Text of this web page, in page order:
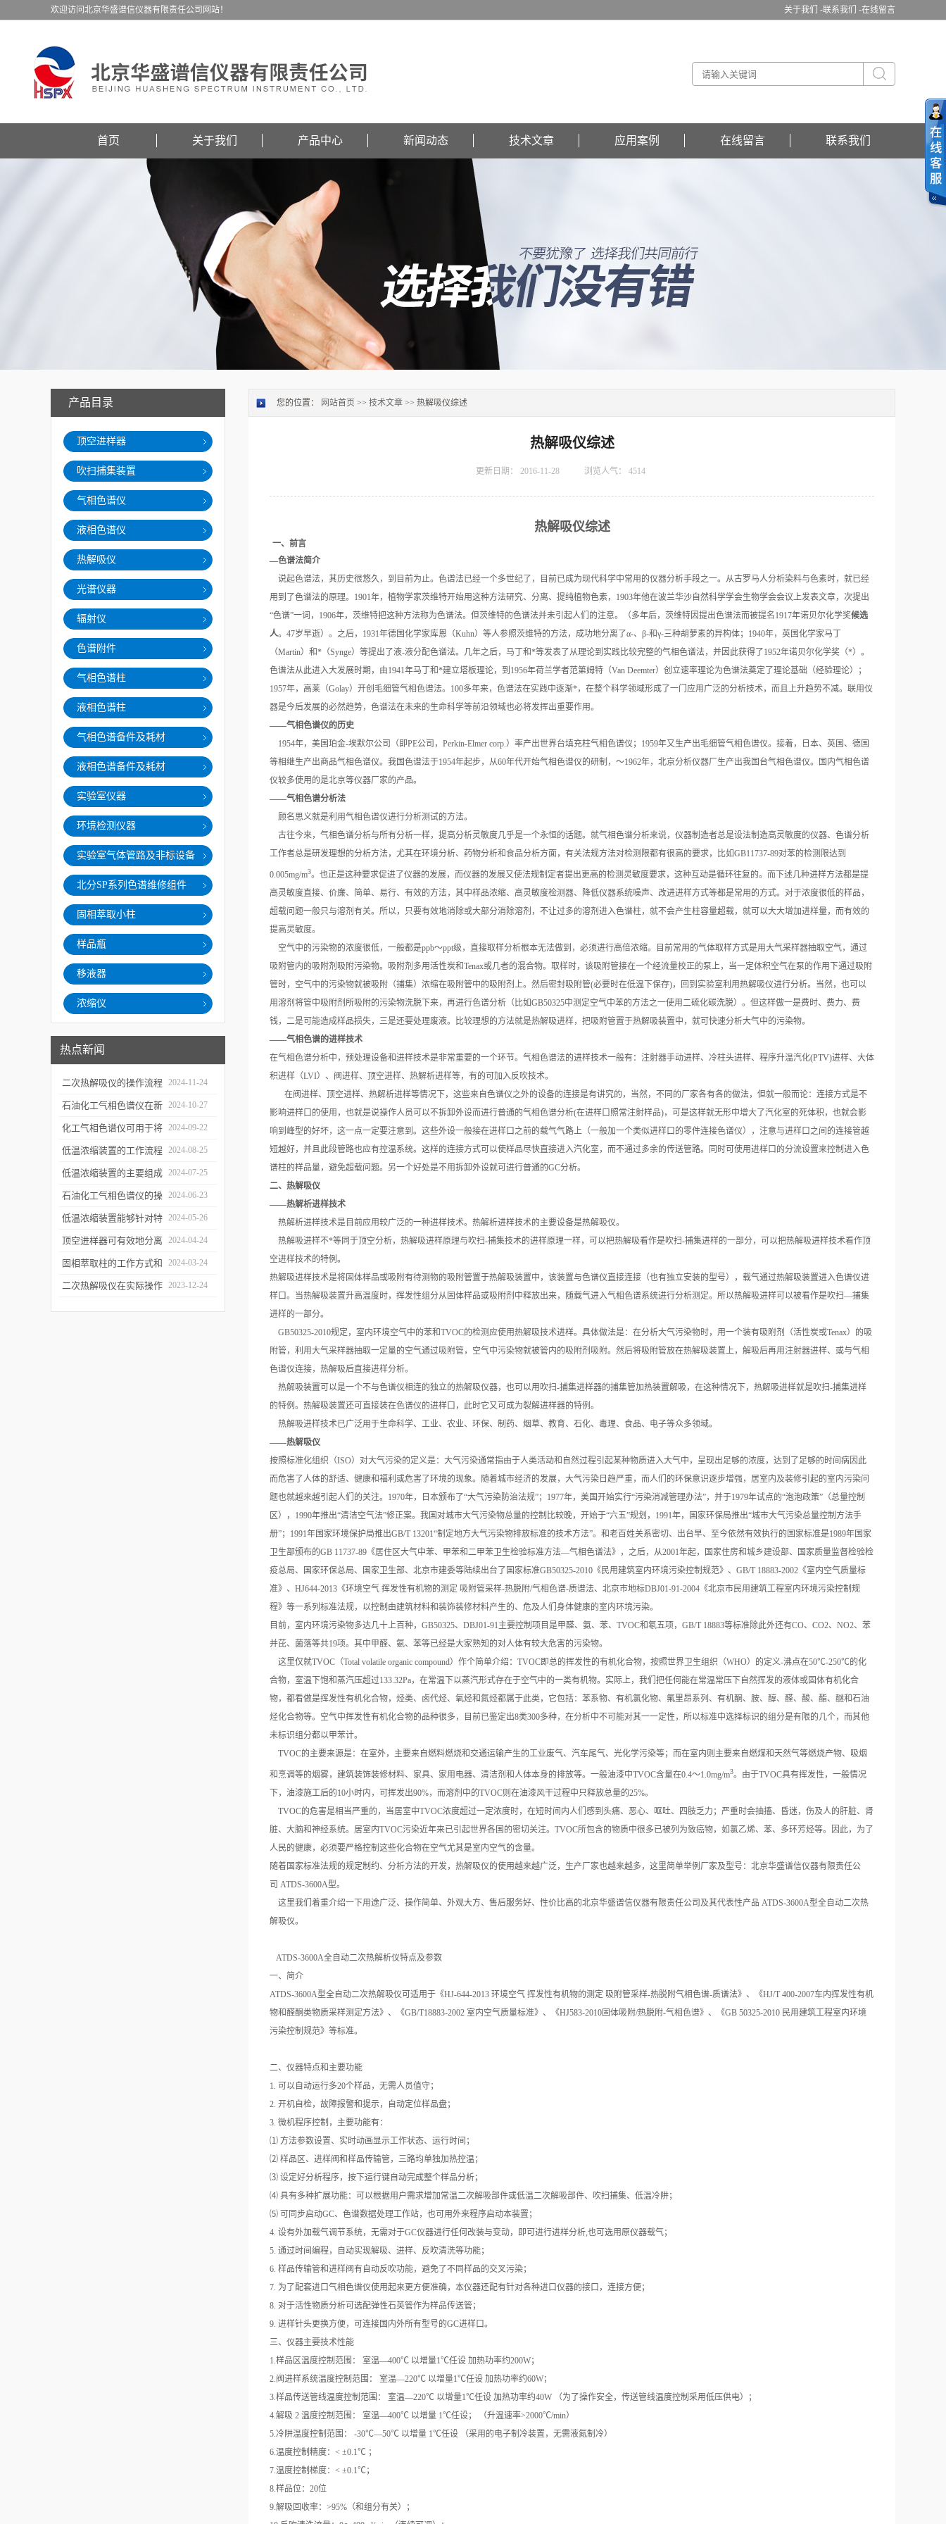
关于我们 -联系我们 -在线留言
欢迎访问北京华盛谱信仪器有限责任公司网站！
首页 关于我们 产品中心 新闻动态 技术文章 应用案例 在线留言 联系我们
产品目录
顶空进样器
吹扫捕集装置
气相色谱仪
液相色谱仪
热解吸仪
光谱仪器
辐射仪
色谱附件
气相色谱柱
液相色谱柱
气相色谱备件及耗材
液相色谱备件及耗材
实验室仪器
环境检测仪器
实验室气体管路及非标设备
北分SP系列色谱维修组件
固相萃取小柱
样品瓶
移液器
浓缩仪
热点新闻
二次热解吸仪的操作流程
和使用注意事项
2024-11-24
石油化工气相色谱仪在新
材料、新产品的研发中的
应用
2024-10-27
化工气相色谱仪可用于将
样品引入色谱柱并推动分
离过程
2024-09-22
低温浓缩装置的工作流程
及使用注意事项
2024-08-25
低温浓缩装置的主要组成
部分及具体工作流程分析
2024-07-25
石油化工气相色谱仪的操
作要点详细分析
2024-06-23
低温浓缩装置能够针对特
定的目标组分进行有效浓
缩
2024-05-26
顶空进样器可有效地分离
和富集样品中的挥发性成
分
2024-04-24
固相萃取柱的工作方式和
应用场景
2024-03-24
二次热解吸仪在实际操作 2023-12-24
您的位置： 网站首页 >> 技术文章 >> 热解吸仪综述
热解吸仪综述
更新日期： 2016-11-28 浏览人气： 4514
热解吸仪综述
一、前言
—色谱法简介
说起色谱法，其历史很悠久，到目前为止。色谱法已经一个多世纪了，目前已成为现代科学中常用的仪器分析手段之一。从古罗马人分析染料与色素时，就已经
用到了色谱法的原理。1901年，植物学家茨维特开始用这种方法研究、分离、提纯植物色素，1903年他在波兰华沙自然科学学会生物学会会议上发表文章，次提出
“色谱”一词，1906年，茨维特把这种方法称为色谱法。但茨维特的色谱法并未引起人们的注意。（多年后，茨维特因提出色谱法而被提名1917年诺贝尔化学奖候选
人。47岁早逝）。之后，1931年德国化学家库恩（Kuhn）等人参照茨维特的方法，成功地分离了α-、β-和γ-三种胡萝素的异构体；1940年，英国化学家马丁
（Martin）和*（Synge）等提出了液-液分配色谱法。几年之后，马丁和*等发表了从理论到实践比较完整的气相色谱法，并因此获得了1952年诺贝尔化学奖（*）。
色谱法从此进入大发展时期，由1941年马丁和*建立塔板理论，到1956年荷兰学者范第姆特（Van Deemter）创立速率理论为色谱法奠定了理论基础（经验理论）；
1957年，高莱（Golay）开创毛细管气相色谱法。100多年来，色谱法在实践中逐渐*，在整个科学领域形成了一门应用广泛的分析技术，而且上升趋势不减。联用仪
器是今后发展的必然趋势，色谱法在未来的生命科学等前沿领域也必将发挥出重要作用。
——气相色谱仪的历史
1954年，美国珀金-埃默尔公司（即PE公司，Perkin-Elmer corp.）率产出世界台填充柱气相色谱仪；1959年又生产出毛细管气相色谱仪。接着，日本、英国、德国
等相继生产出商品气相色谱仪。我国色谱法于1954年起步，从60年代开始气相色谱仪的研制，～1962年，北京分析仪器厂生产出我国台气相色谱仪。国内气相色谱
仪较多使用的是北京等仪器厂家的产品。
——气相色谱分析法
顾名思义就是利用气相色谱仪进行分析测试的方法。
古往今来，气相色谱分析与所有分析一样，提高分析灵敏度几乎是一个永恒的话题。就气相色谱分析来说，仪器制造者总是设法制造高灵敏度的仪器、色谱分析
工作者总是研发理想的分析方法，尤其在环境分析、药物分析和食品分析方面，有关法规方法对检测限都有很高的要求，比如GB11737-89对苯的检测限达到
0.005mg/m3。也正是这种要求促进了仪器的发展，而仪器的发展又使法规制定者提出更高的检测灵敏度要求，这种互动是循环往复的。而下述几种进样方法都是提
高灵敏度直接、价廉、简单、易行、有效的方法，其中样品浓缩、高灵敏度检测器、降低仪器系统噪声、改进进样方式等都是常用的方式。对于浓度很低的样品，
超载问题一般只与溶剂有关。所以，只要有效地消除或大部分消除溶剂，不让过多的溶剂进入色谱柱，就不会产生柱容量超载，就可以大大增加进样量，而有效的
提高灵敏度。
空气中的污染物的浓度很低，一般都是ppb～ppt级，直接取样分析根本无法做到，必须进行高倍浓缩。目前常用的气体取样方式是用大气采样器抽取空气，通过
吸附管内的吸附剂吸附污染物。吸附剂多用活性炭和Tenax或几者的混合物。取样时，该吸附管接在一个经流量校正的泵上，当一定体积空气在泵的作用下通过吸附
管时，空气中的污染物就被吸附（捕集）浓缩在吸附管中的吸附剂上。然后密封吸附管(必要时在低温下保存)，回到实验室利用热解吸仪进行分析。当然，也可以
用溶剂将管中吸附剂所吸附的污染物洗脱下来，再进行色谱分析（比如GB50325中测定空气中苯的方法之一使用二硫化碳洗脱）。但这样做一是费时、费力、费
钱，二是可能造成样品损失，三是还要处理废液。比较理想的方法就是热解吸进样，把吸附管置于热解吸装置中，就可快速分析大气中的污染物。
——气相色谱的进样技术
在气相色谱分析中，预处理设备和进样技术是非常重要的一个环节。气相色谱法的进样技术一般有：注射器手动进样、冷柱头进样、程序升温汽化(PTV)进样、大体
积进样（LVI）、阀进样、顶空进样、热解析进样等，有的可加入反吹技术。
在阀进样、顶空进样、热解析进样等情况下，这些来自色谱仪之外的设备的连接是有讲究的，当然，不同的厂家各有各的做法，但就一般而论：连接方式是不
影响进样口的使用，也就是说操作人员可以不拆卸外设而进行普通的气相色谱分析(在进样口照常注射样品)，可是这样就无形中增大了汽化室的死体积，也就会影
响到峰型的好坏，这一点一定要注意到。这些外设一般接在进样口之前的载气气路上（一般加一个类似进样口的零件连接色谱仪），注意与进样口之间的连接管越
短越好，并且此段管路也应有控温系统。这样的连接方式可以使样品尽快直接进入汽化室，而不通过多余的传送管路。同时可使用进样口的分流设置来控制进入色
谱柱的样品量，避免超载问题。另一个好处是不用拆卸外设就可进行普通的GC分析。
二、热解吸仪
——热解析进样技术
热解析进样技术是目前应用较广泛的一种进样技术。热解析进样技术的主要设备是热解吸仪。
热解吸进样不*等同于顶空分析，热解吸进样原理与吹扫-捕集技术的进样原理一样，可以把热解吸看作是吹扫-捕集进样的一部分，可以把热解吸进样技术看作顶
空进样技术的特例。
热解吸进样技术是将固体样品或吸附有待测物的吸附管置于热解吸装置中，该装置与色谱仪直接连接（也有独立安装的型号），载气通过热解吸装置进入色谱仪进
样口。当热解吸装置升高温度时，挥发性组分从固体样品或吸附剂中释放出来，随载气进入气相色谱系统进行分析测定。所以热解吸进样可以被看作是吹扫—捕集
进样的一部分。
GB50325-2010规定，室内环境空气中的苯和TVOC的检测应使用热解吸技术进样。具体做法是：在分析大气污染物时，用一个装有吸附剂（活性炭或Tenax）的吸
附管，利用大气采样器抽取一定量的空气通过吸附管，空气中污染物就被管内的吸附剂吸附。然后将吸附管放在热解吸装置上，解吸后再用注射器进样、或与气相
色谱仪连接，热解吸后直接进样分析。
热解吸装置可以是一个不与色谱仪相连的独立的热解吸仪器，也可以用吹扫-捕集进样器的捕集管加热装置解吸，在这种情况下，热解吸进样就是吹扫-捕集进样
的特例。热解吸装置还可直接装在色谱仪的进样口，此时它又可成为裂解进样器的特例。
热解吸进样技术已广泛用于生命科学、工业、农业、环保、制药、烟草、教育、石化、毒理、食品、电子等众多领域。
——热解吸仪
按照标准化组织（ISO）对大气污染的定义是：大气污染通常指由于人类活动和自然过程引起某种物质进入大气中，呈现出足够的浓度，达到了足够的时间病因此
而危害了人体的舒适、健康和福利或危害了环境的现象。随着城市经济的发展，大气污染日趋严重，而人们的环保意识逐步增强，居室内及装修引起的室内污染问
题也就越来越引起人们的关注。1970年，日本颁布了“大气污染防治法规”；1977年，美国开始实行“污染消减管理办法”，并于1979年试点的“泡泡政策”（总量控制
区），1990年推出“清洁空气法”修正案。我国对城市大气污染物总量的控制比较晚，开始于“六五”规划，1991年，国家环保局推出“城市大气污染总量控制方法手
册”；1991年国家环境保护局推出GB/T 13201“制定地方大气污染物排放标准的技术方法”。和老百姓关系密切、出台早、至今依然有效执行的国家标准是1989年国家
卫生部颁布的GB 11737-89《居住区大气中苯、甲苯和二甲苯卫生检验标准方法—气相色谱法》，之后，从2001年起，国家住房和城乡建设部、国家质量监督检验检
疫总局、国家环保总局、国家卫生部、北京市建委等陆续出台了国家标准GB50325-2010《民用建筑室内环境污染控制规范》、GB/T 18883-2002《室内空气质量标
准》、HJ644-2013《环境空气 挥发性有机物的测定 吸附管采样-热脱附/气相色谱-质谱法、北京市地标DBJ01-91-2004《北京市民用建筑工程室内环境污染控制规
程》等一系列标准法规，以控制由建筑材料和装饰装修材料产生的、危及人们身体健康的室内环境污染。
目前，室内环境污染物多达几十上百种，GB50325、DBJ01-91主要控制项目是甲醛、氨、苯、TVOC和氡五项，GB/T 18883等标准除此外还有CO、CO2、NO2、苯
并芘、菌落等共19项。其中甲醛、氨、苯等已经是大家熟知的对人体有较大危害的污染物。
这里仅就TVOC（Total volatile organic compound）作个简单介绍：TVOC即总的挥发性的有机化合物，按照世界卫生组织（WHO）的定义-沸点在50℃-250℃的化
合物，室温下饱和蒸汽压超过133.32Pa，在常温下以蒸汽形式存在于空气中的一类有机物。实际上，我们把任何能在常温常压下自然挥发的液体或固体有机化合
物，都看做是挥发性有机化合物，烃类、卤代烃、氧烃和氮烃都属于此类，它包括：苯系物、有机氯化物、氟里昂系列、有机酮、胺、醇、醛、酸、酯、醚和石油
烃化合物等。空气中挥发性有机化合物的品种很多，目前已鉴定出8类300多种，在分析中不可能对其一一定性，所以标准中选择标识的组分是有限的几个，而其他
未标识组分都以甲苯计。
TVOC的主要来源是：在室外，主要来自燃料燃烧和交通运输产生的工业废气、汽车尾气、光化学污染等；而在室内则主要来自燃煤和天然气等燃烧产物、吸烟
和烹调等的烟雾，建筑装饰装修材料、家具、家用电器、清洁剂和人体本身的排放等。一般油漆中TVOC含量在0.4～1.0mg/m3。由于TVOC具有挥发性，一般情况
下，油漆施工后的10小时内，可挥发出90%，而溶剂中的TVOC则在油漆风干过程中只释放总量的25%。
TVOC的危害是相当严重的，当居室中TVOC浓度超过一定浓度时，在短时间内人们感到头痛、恶心、呕吐、四肢乏力；严重时会抽搐、昏迷，伤及人的肝脏、肾
脏、大脑和神经系统。居室内TVOC污染近年来已引起世界各国的密切关注。TVOC所包含的物质中很多已被列为致癌物，如氯乙烯、苯、多环芳烃等。因此，为了
人民的健康，必须要严格控制这些化合物在空气尤其是室内空气的含量。
随着国家标准法规的规定制约、分析方法的开发，热解吸仪的使用越来越广泛，生产厂家也越来越多，这里简单举例厂家及型号：北京华盛谱信仪器有限责任公
司 ATDS-3600A型。
这里我们着重介绍一下用途广泛、操作简单、外观大方、售后服务好、性价比高的北京华盛谱信仪器有限责任公司及其代表性产品 ATDS-3600A型全自动二次热
解吸仪。
ATDS-3600A全自动二次热解析仪特点及参数
一、简介
ATDS-3600A型全自动二次热解吸仪可适用于《HJ-644-2013 环境空气 挥发性有机物的测定 吸附管采样-热脱附气相色谱-质谱法》、《HJ/T 400-2007车内挥发性有机
物和醛酮类物质采样测定方法》、《GB/T18883-2002 室内空气质量标准》、《HJ583-2010固体吸附/热脱附-气相色谱》、《GB 50325-2010 民用建筑工程室内环境
污染控制规范》等标准。
二、仪器特点和主要功能
1. 可以自动运行多20个样品，无需人员值守；
2. 开机自检，故障报警和提示，自动定位样品盘；
3. 微机程序控制，主要功能有：
⑴ 方法参数设置、实时动画显示工作状态、运行时间；
⑵ 样品区、进样阀和样品传输管，三路均单独加热控温；
⑶ 设定好分析程序，按下运行键自动完成整个样品分析；
⑷ 具有多种扩展功能：可以根据用户需求增加常温二次解吸部件或低温二次解吸部件、吹扫捕集、低温冷阱；
⑸ 可同步启动GC、色谱数据处理工作站，也可用外来程序启动本装置；
4. 设有外加载气调节系统，无需对于GC仪器进行任何改装与变动，即可进行进样分析,也可选用原仪器载气；
5. 通过时间编程，自动实现解吸、进样、反吹清洗等功能；
6. 样品传输管和进样阀有自动反吹功能，避免了不同样品的交叉污染；
7. 为了配套进口气相色谱仪使用起来更方便准确，本仪器还配有针对各种进口仪器的接口，连接方便；
8. 对于活性物质分析可选配弹性石英管作为样品传送管；
9. 进样针头更换方便，可连接国内外所有型号的GC进样口。
三、仪器主要技术性能
1.样品区温度控制范围： 室温—400℃ 以增量1℃任设 加热功率约200W；
2.阀进样系统温度控制范围： 室温—220℃ 以增量1℃任设 加热功率约60W；
3.样品传送管线温度控制范围： 室温—220℃ 以增量1℃任设 加热功率约40W （为了操作安全，传送管线温度控制采用低压供电）；
4.解吸 2 温度控制范围： 室温—400℃ 以增量 1℃任设； （升温速率>2000℃/min）
5.冷阱温度控制范围： -30℃—50℃ 以增量 1℃任设 （采用的电子制冷装置，无需液氮制冷）
6.温度控制精度：< ±0.1℃ ；
7.温度控制梯度：< ±0.1℃；
8.样品位：20位
9.解吸回收率：>95%（和组分有关）；